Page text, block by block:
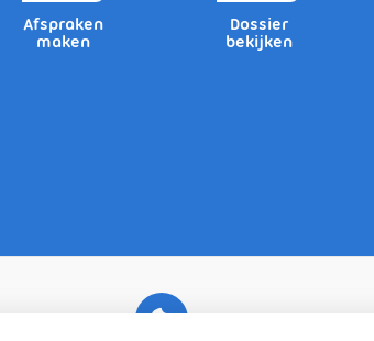
Afspraken
maken
Dossier
bekijken